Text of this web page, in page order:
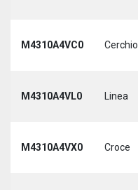
M4310A4VC0 Cerchio
M4310A4VL0 Linea
M4310A4VX0 Croce